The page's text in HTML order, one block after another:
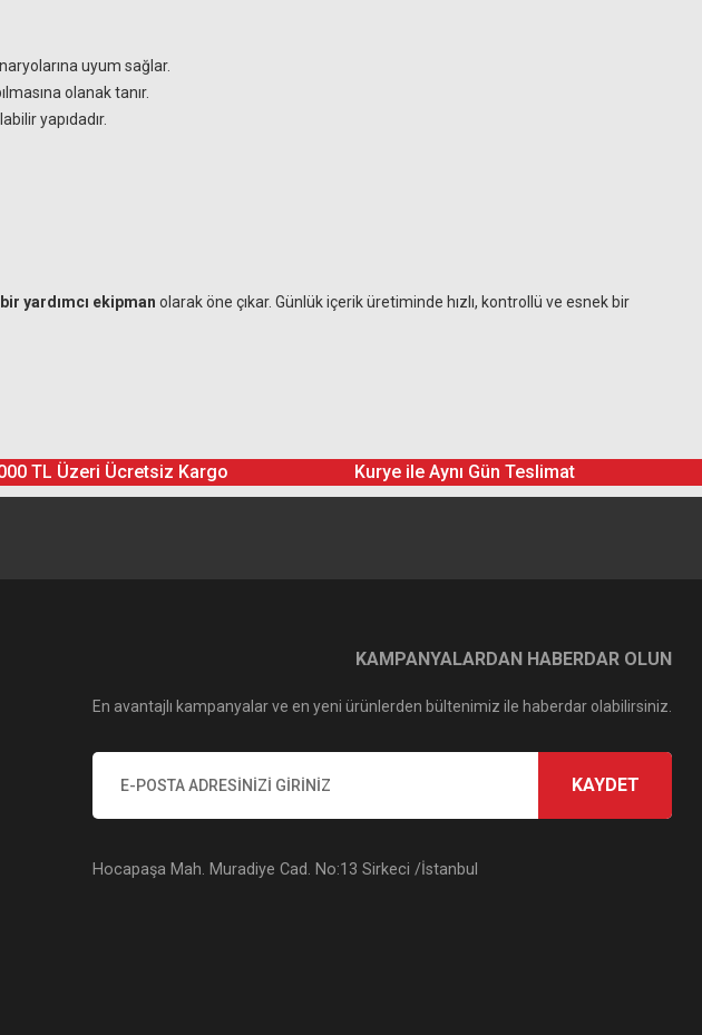
uyum sağlar.
olanak tanır.
yapıdadır.
yardımcı ekipman olarak öne çıkar. Günlük içerik üretiminde hızlı, kontrollü ve esnek bir
TL Üzeri Ücretsiz Kargo Kurye ile Aynı Gün Teslimat
KAMPANYALARDAN HABERDAR OLUN
En avantajlı kampanyalar ve en yeni ürünlerden bültenimiz ile haberdar olabilirsiniz.
KAYDET
Hocapaşa Mah. Muradiye Cad. No:13 Sirkeci /İstanbul